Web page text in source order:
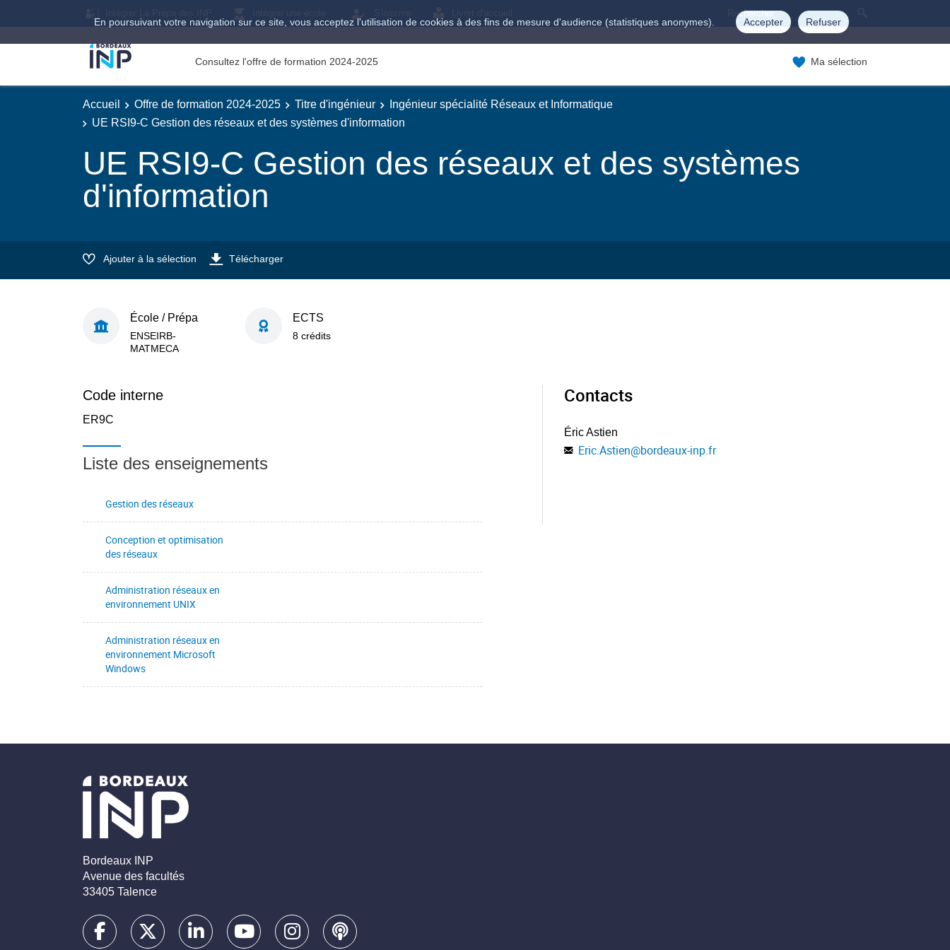
En poursuivant votre navigation sur ce site, vous acceptez l'utilisation de cookies à des fins de mesure d'audience (statistiques anonymes). Accepter Refuser
Intégrer La Prépa des INP Intégrer une école S'inscrire Livret d'accueil
Consultez l'offre de formation 2024-2025 Ma sélection
Accueil Offre de formation 2024-2025 Titre d'ingénieur
Ingénieur spécialité Réseaux et Informatique
UE RSI9-C Gestion des réseaux et des systèmes d'information
UE RSI9-C Gestion des réseaux et des systèmes
d'information
Ajouter à la sélection Télécharger
École / Prépa
ENSEIRB-
MATMECA
ECTS
8 crédits
Code interne
ER9C
Liste des enseignements
Gestion des réseaux
Conception et optimisation
des réseaux
Administration réseaux en
environnement UNIX
Administration réseaux en
environnement Microsoft
Windows
Contacts
Éric Astien
Eric.Astien@bordeaux-inp.fr
Bordeaux INP
Avenue des facultés
33405 Talence